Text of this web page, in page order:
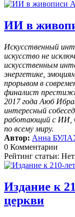
ИИ в
Искусственный
искусство не
искусственным
энергетике,
прорывом в
финалист
2017 года Аюб
интересный
работающий с ИИ,
по всему миру.
Автор: Анна
0 Комментарии
Рейтинг статьи:
Издание к
церкви